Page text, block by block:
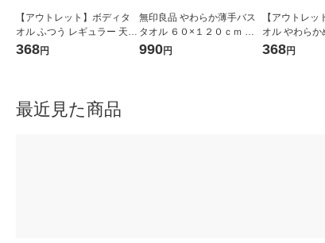
【アウトレット】ボディタ
オル ふつう レギュラー 天然
キトサン配合 ロハコ （LOH
368円
無印良品 やわらか薄手バス
タオル ６０×１２０ｃｍ グ
レー 良品計画
990円
【アウトレッ
オル やわらか
キトサン配合
368円
最近見た商品